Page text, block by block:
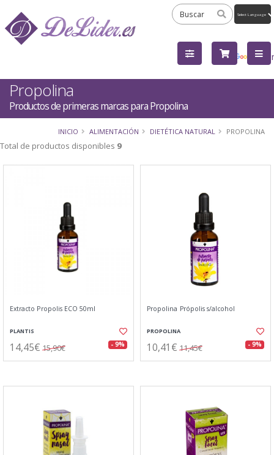
by
Propolina
Productos de primeras marcas para Propolina
INICIO ALIMENTACIÓN DIETÉTICA NATURAL PROPOLINA
Total de productos disponibles 9
Extracto Propolis ECO 50ml
PLANTIS
14,45€ 15,90€ - 9%
Propolina Própolis s/alcohol
PROPOLINA
10,41€ 11,45€ - 9%